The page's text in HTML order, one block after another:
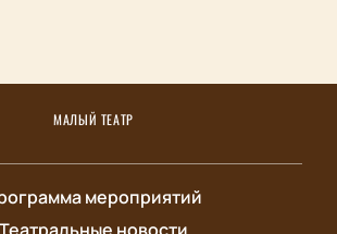
МАЛЫЙ ТЕАТР
мероприятий